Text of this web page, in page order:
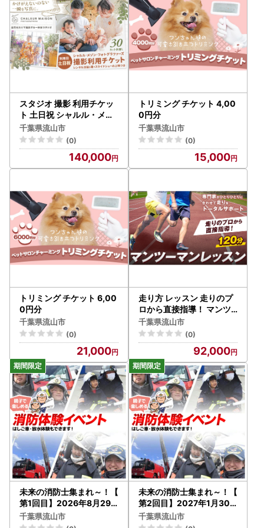
スタジオ 撮影 利用チケッ
ト 土日祝 シャルル・メゾ
ン・フォトグラファーズ 3
0カット分
千葉県流山市
(0)
140,000
トリミング チケット 4,00
0円分
千葉県流山市
(0)
15,000
トリミング チケット 6,00
0円分
千葉県流山市
(0)
21,000
走り方 レッスン 走りのプ
ロから直接指導！ マンツ
ーマン 120分 チケット ラ
ンニング トレーニング 千
葉県 流山市
千葉県流山市
(0)
92,000
未来の消防士集まれ～！【
第1回目】2026年8月29
日(土)
千葉県流山市
未来の消防士集まれ～！【
第2回目】2027年1月30
日(土)
千葉県流山市